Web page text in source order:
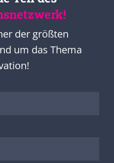
der größten
um das Thema